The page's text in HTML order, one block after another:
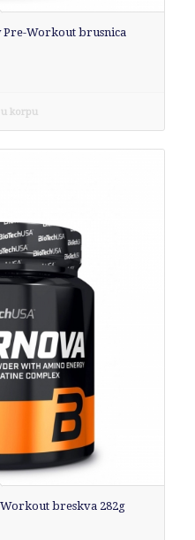
Workout brusnica
korpu
breskva 282g